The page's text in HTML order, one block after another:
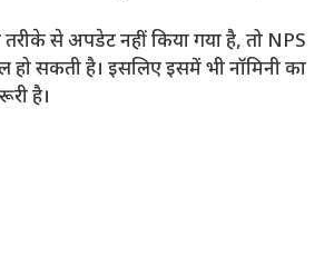
से अपडेट नहीं किया गया है, तो NPS
हो सकती है। इसलिए इसमें भी नॉमिनी का
है।